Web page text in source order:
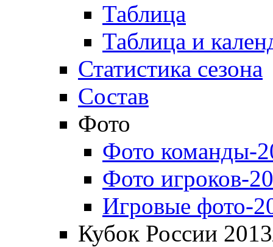
Таблица
Таблица и
Статистика сезона
Состав
Фото
Фото команды-
Фото игроков-
Игровые фото-
Кубок России